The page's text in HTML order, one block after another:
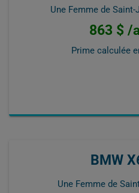
Une Femme de Saint-
863 $ /
Prime calculée
BMW
Une Femme de